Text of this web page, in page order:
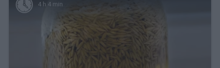
4 h 4 min